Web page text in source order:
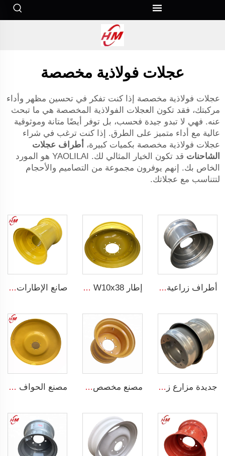
عجلات فولاذية مخصصة
عجلات فولاذية مخصصة إذا كنت تفكر في تحسين مظهر وأداء
مركبتك، فقد تكون العجلات الفولاذية المخصصة هي ما تبحث
عنه. فهي لا تبدو جيدة فحسب، بل توفر أيضًا متانة وموثوقية
عالية مع أداء متميز على الطرق. إذا كنت ترغب في شراء
عجلات فولاذية مخصصة بكميات كبيرة، أطراف عجلات
الشاحنات
قد تكون الخيار المثالي لك. YAOLILAI هو المورد
الخاص بك. إنهم يوفرون مجموعة من التصاميم والأحجام
لتتناسب مع عجلاتك.
أطراف زراعية صينية 16*22.5 أطراف المقطورة تناسب الإطارات الفولاذية الزراعية 16*22.5 إطار W10x38 أطراف فولاذية زراعية للإطار 11.2-38 مصنعي أطراف الجرارات صانع الإطارات 18x16.1 عجلات زراعية لجرارات لإطارات 22.5-16.1
جديدة مزارع زراعية وأطراف فولاذية 14x22.5 للإطارات 445/65R22.5 مصنع مخصص أطراف عجلات فولاذية خارج الطرق 13X15.5 لإطارات الحفارات 400/60-15.5 مصنع الحواف الصينية حافة الجرار الزراعية W8x48 قابلة للتخصيص للإطارات الحجم 8*48 حواف للإطارات 9.5-48